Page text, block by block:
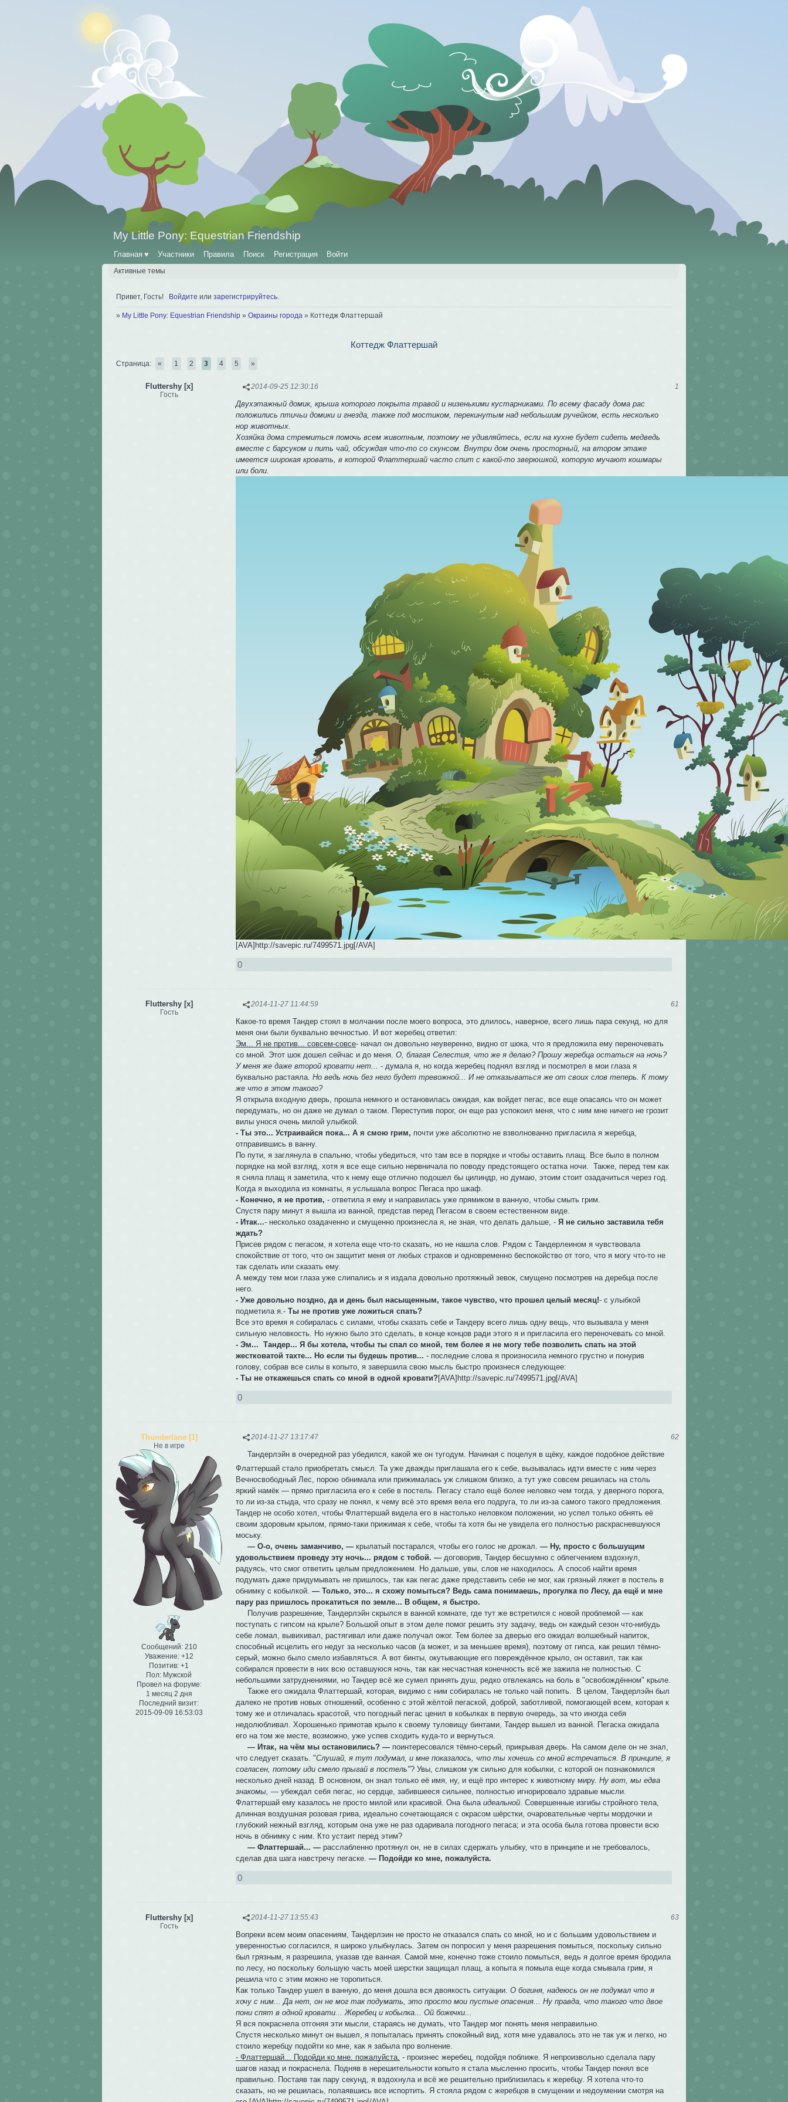
My Little Pony: Equestrian Friendship
Главная ♥ Участники Правила Поиск Регистрация Войти
Активные темы
Привет, Гость! Войдите или зарегистрируйтесь
» My Little Pony: Equestrian Friendship » Окраины города » Коттедж Флаттершай
Коттедж Флаттершай
Страница: « 1 2 3 4 5 »
1
2014-09-25 12:30:16
Fluttershy [x]
Гость
Двухэтажный домик, крыша которого покрыта травой и низенькими кустарниками. По всему фасаду дома рас
положились птичьи домики и гнезда, также под мостиком, перекинутым над небольшим ручейком, есть несколько
нор животных.
Хозяйка дома стремиться помочь всем животным, поэтому не удивляйтесь, если на кухне будет сидеть медведь
вместе с барсуком и пить чай, обсуждая что-то со скунсом. Внутри дом очень просторный, на втором этаже
имеется широкая кровать, в которой Флаттершай часто спит с какой-то зверюшкой, которую мучают кошмары
или боли.
[AVA]http://savepic.ru/7499571.jpg[/AVA]
0
61
2014-11-27 11:44:59
Fluttershy [x]
Гость
Какое-то время Тандер стоял в молчании после моего вопроса, это длилось, наверное, всего лишь пара секунд, но для
меня они были буквально вечностью. И вот жеребец ответил:
Эм... Я не против... совсем-совсе- начал он довольно неуверенно, видно от шока, что я предложила ему переночевать
со мной. Этот шок дошел сейчас и до меня.О, благая Селестия, что же я делаю? Прошу жеребца остаться на ночь?
У меня же даже второй кровати нет...- думала я, но когда жеребец поднял взгляд и посмотрел в мои глаза я
буквально растаяла.Но ведь ночь без него будет тревожной... И не отказываться же от своих слов теперь. К тому
же что в этом такого?
Я открыла входную дверь, прошла немного и остановилась ожидая, как войдет пегас, все еще опасаясь что он может
передумать, но он даже не думал о таком. Переступив порог, он еще раз успокоил меня, что с ним мне ничего не грозит
вилы унося очень милой улыбкой.
- Ты это... Устраивайся пока... А я смою грим, почти уже абсолютно не взволнованно пригласила я жеребца,
отправившись в ванну.
По пути, я заглянула в спальню, чтобы убедиться, что там все в порядке и чтобы оставить плащ. Все было в полном
порядке на мой взгляд, хотя я все еще сильно нервничала по поводу предстоящего остатка ночи. Также, перед тем как
я сняла плащ я заметила, что к нему еще отлично подошел бы цилиндр, но думаю, этоим стоит озадачиться через год.
Когда я выходила из комнаты, я услышала вопрос Пегаса про шкаф.
- Конечно, я не против, - ответила я ему и направилась уже прямиком в ванную, чтобы смыть грим.
Спустя пару минут я вышла из ванной, представ перед Пегасом в своем естественном виде.
- Итак...- несколько озадаченно и смущенно произнесла я, не зная, что делать дальше, -Я не сильно заставила тебя
ждать?
Присев рядом с пегасом, я хотела еще что-то сказать, но не нашла слов. Рядом с Тандерлеином я чувствовала
спокойствие от того, что он защитит меня от любых страхов и одновременно беспокойство от того, что я могу что-то не
так сделать или сказать ему.
А между тем мои глаза уже слипались и я издала довольно протяжный зевок, смущено посмотрев на деребца после
него.
- Уже довольно поздно, да и день был насыщенным, такое чувство, что прошел целый месяц!- с улыбкой
подметила я.-Ты не против уже ложиться спать?
Все это время я собиралась с силами, чтобы сказать себе и Тандеру всего лишь одну вещь, что вызывала у меня
сильную неловкость. Но нужно было это сделать, в конце концов ради этого я и пригласила его переночевать со мной.
- Эм... Тандер... Я бы хотела, чтобы ты спал со мной, тем более я не могу тебе позволить спать на этой
жестковатой тахте... Но если ты будешь против... - последние слова я произносила немного грустно и понурив
голову, собрав все силы в копыто, я завершила свою мысль быстро произнеся следующее:
- Ты не откажешься спать со мной в одной кровати? [AVA]http://savepic.ru/7499571.jpg[/AVA]
0
62
2014-11-27 13:17:47
Thunderlane [1]
Не в игре
Сообщений:210
Уважение: +12
Позитив: +1
Пол: Мужской
Провел на форуме:
1 месяц 2 дня
Последний визит:
2015-09-09 16:53:03
Тандерлэйн в очередной раз убедился, какой же он тугодум. Начиная с поцелуя в щёку, каждое подобное действие
Флаттершай стало приобретать смысл. Та уже дважды приглашала его к себе, вызывалась идти вместе с ним через
Вечносвободный Лес, порою обнимала или прижималась уж слишком близко, а тут уже совсем решилась на столь
яркий намёк — прямо пригласила его к себе в постель. Пегасу стало ещё более неловко чем тогда, у дверного порога,
то ли из-за стыда, что сразу не понял, к чему всё это время вела его подруга, то ли из-за самого такого предложения.
Тандер не особо хотел, чтобы Флаттершай видела его в настолько неловком положении, но успел только обнять её
своим здоровым крылом, прямо-таки прижимая к себе, чтобы та хотя бы не увидела его полностью раскрасневшуюся
моську.
— О-о, очень заманчиво, —крылатый постарался, чтобы его голос не дрожал.— Ну, просто с большущим
удовольствием проведу эту ночь... рядом с тобой. —договорив, Тандер бесшумно с облегчением вздохнул,
радуясь, что смог ответить целым предложением. Но дальше, увы, слов не находилось. А способ найти время
подумать даже придумывать не пришлось, так как пегас даже представить себе не мог, как грязный ляжет в постель в
обнимку с кобылкой.— Только, это... я схожу помыться? Ведь сама понимаешь, прогулка по Лесу, да ещё и мне
пару раз пришлось прокатиться по земле... В общем, я быстро.
Получив разрешение, Тандерлэйн скрылся в ванной комнате, где тут же встретился с новой проблемой — как
поступать с гипсом на крыле? Большой опыт в этом деле помог решить эту задачу, ведь он каждый сезон что-нибудь
себе ломал, вывихивал, растягивал или даже получал ожог. Тем более за дверью его ожидал волшебный напиток,
способный исцелить его недуг за несколько часов (а может, и за меньшее время), поэтому от гипса, как решил тёмно-
серый, можно было смело избавляться. А вот бинты, окутывающие его повреждённое крыло, он оставил, так как
собирался провести в них всю оставшуюся ночь, так как несчастная конечность всё же зажила не полностью. С
небольшими затруднениями, но Тандер всё же сумел принять душ, редко отвлекаясь на боль в "освобождённом" крыле.
Также его ожидала Флаттершай, которая, видимо с ним собиралась не только чай попить. В целом, Тандерлэйн был
далеко не против новых отношений, особенно с этой жёлтой пегаской, доброй, заботливой, помогающей всем, которая к
тому же и отличалась красотой, что погодный пегас ценил в кобылках в первую очередь, за что иногда себя
недолюбливал. Хорошенько примотав крыло к своему туловищу бинтами, Тандер вышел из ванной. Пегаска ожидала
его на том же месте, возможно, уже успев сходить куда-то и вернуться.
— Итак, на чём мы остановились? — поинтересовался тёмно-серый, прикрывая дверь. На самом деле он не знал,
что следует сказать. "Слушай, я тут подумал, и мне показалось, что ты хочешь со мной встречаться. В принципе, я
согласен, потому иди смело прыгай в постель"? Увы, слишком уж сильно для кобылки, с которой он познакомился
несколько дней назад. В основном, он знал только её имя, ну, и ещё про интерес к животному миру.Ну вот, мы едва
знакомы, —убеждал себя пегас, но сердце, забившееся сильнее, полностью игнорировало здравые мысли.
Флаттершай ему казалось не просто милой или красивой. Она былаидеальной. Совершенные изгибы стройного тела,
длинная воздушная розовая грива, идеально сочетающаяся с окрасом шёрстки, очаровательные черты мордочки и
глубокий нежный взгляд, которым она уже не раз одаривала погодного пегаса; и эта особа была готова провести всю
ночь в обнимку с ним. Кто устаит перед этим?
— Флаттершай... —расслабленно протянул он, не в силах сдержать улыбку, что в принципе и не требовалось,
сделав два шага навстречу пегаске.— Подойди ко мне, пожалуйста.
0
63
2014-11-27 13:55:43
Fluttershy [x]
Гость
Вопреки всем моим опасениям, Тандерлэин не просто не отказался спать со мной, но и с большим удовольствием и
уверенностью согласился, я широко улыбнулась. Затем он попросил у меня разрешения помыться, поскольку сильно
был грязным, я разрешила, указав где ванная. Самой мне, конечно тоже стоило помыться, ведь я долгое время бродила
по лесу, но поскольку большую часть моей шерстки защищал плащ, а копыта я помыла еще когда смывала грим, я
решила что с этим можно не торопиться.
Как только Тандер ушел в ванную, до меня дошла вся двоякость ситуации.О богиня, надеюсь он не подумал что я
хочу с ним... Да нет, он не мог так подумать, это просто мои пустые опасения... Ну правда, что такого что двое
пони спят в одной кровати... Жеребец и кобылка... Ой божечки...
Я вся покраснела отгоняя эти мысли, стараясь не думать, что Тандер мог понять меня неправильно.
Спустя несколько минут он вышел, я попыталась принять спокойный вид, хотя мне удавалось это не так уж и легко, но
стоило жеребцу подойти ко мне, как я забыла про волнение.
- Флаттершай... Подойди ко мне, пожалуйста, - произнес жеребец, подойдя поближе. Я непроизвольно сделала пару
шагов назад и покраснела. Подняв в нерешительности копыто я стала мысленно просить, чтобы Тандер понял все
правильно. Постаяв так пару секунд, я вздохнула и всё же решительно приблизилась к жеребцу. Я хотела что-то
сказать, но не решилась, полаявшись все испортить. Я стояла рядом с жеребцов в смущении и недоумении смотря на